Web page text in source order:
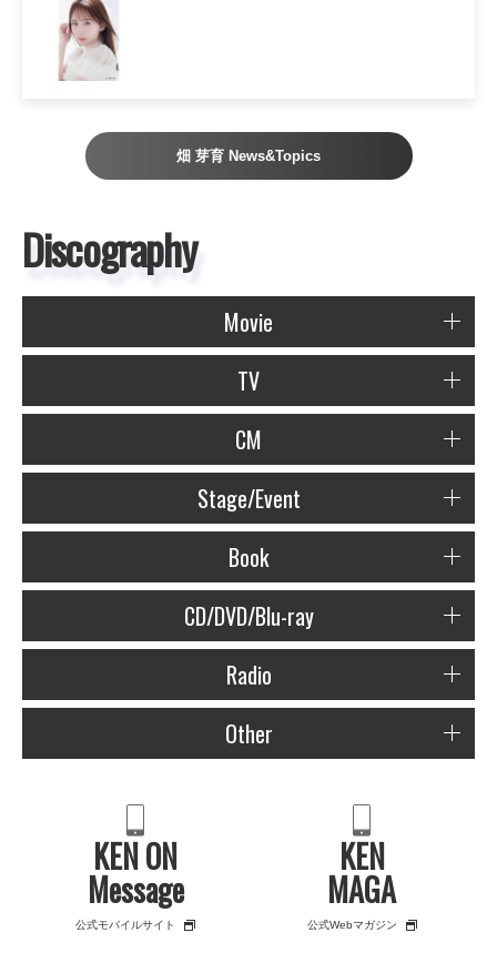
畑 芽育 News&Topics
Discography
Movie
TV
CM
Stage/Event
Book
CD/DVD/Blu-ray
Radio
Other
KEN ON
Message
公式モバイルサイト
KEN
MAGA
公式Webマガジン